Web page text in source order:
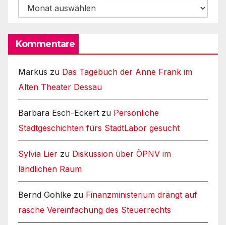
Archiv
Kommentare
Markus zu Das Tagebuch der Anne Frank im
Alten Theater Dessau
Barbara Esch-Eckert zu Persönliche
Stadtgeschichten fürs StadtLabor gesucht
Sylvia Lier zu Diskussion über ÖPNV im
ländlichen Raum
Bernd Gohlke zu Finanzministerium drängt auf
rasche Vereinfachung des Steuerrechts